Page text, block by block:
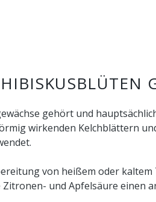
gehört und
wirkenden Kelchblättern
von heißem oder
und Apfelsäure einen